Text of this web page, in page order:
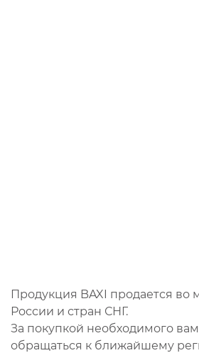
Продукция BAXI продается во
России и стран СНГ.
За покупкой необходимого
обращаться к ближайшему